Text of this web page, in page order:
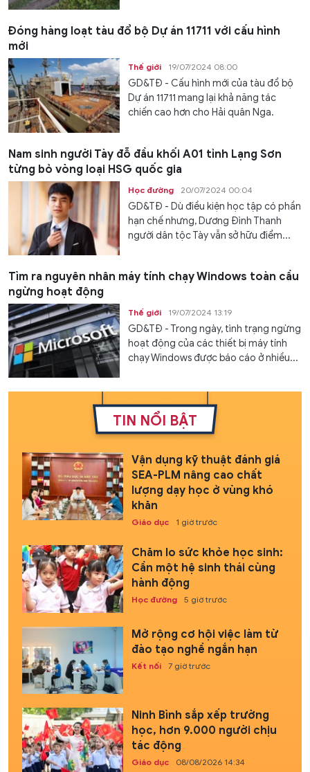
Đóng hàng loạt tàu đổ bộ Dự án 11711 với cấu hình
mới
Thế giới 19/07/2024 08:00
GD&TĐ - Cấu hình mới của tàu đổ bộ
Dự án 11711 mang lại khả năng tác
chiến cao hơn cho Hải quân Nga.
Nam sinh người Tày đỗ đầu khối A01 tỉnh Lạng Sơn
từng bỏ vòng loại HSG quốc gia
Học đường 20/07/2024 00:04
GD&TĐ - Dù điều kiện học tập có phần
hạn chế nhưng, Dương Đình Thanh
người dân tộc Tày vẫn sở hữu điểm...
Tìm ra nguyên nhân máy tính chạy Windows toàn cầu
ngừng hoạt động
Thế giới 19/07/2024 13:19
GD&TĐ - Trong ngày, tình trạng ngừng
hoạt động của các thiết bị máy tính
chạy Windows được báo cáo ở nhiều...
TIN NỔI BẬT
Vận dụng kỹ thuật đánh giá
SEA-PLM nâng cao chất
lượng dạy học ở vùng khó
khăn
Giáo dục 1 giờ trước
Chăm lo sức khỏe học sinh:
Cần một hệ sinh thái cùng
hành động
Học đường 5 giờ trước
Mở rộng cơ hội việc làm từ
đào tạo nghề ngắn hạn
Kết nối 7 giờ trước
Ninh Bình sắp xếp trường
học, hơn 9.000 người chịu
tác động
Giáo dục 08/08/2026 14:34